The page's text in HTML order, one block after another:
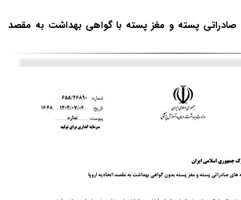
صادراتی پسته و مغز پسته با گواهی بهداشت به مقصد